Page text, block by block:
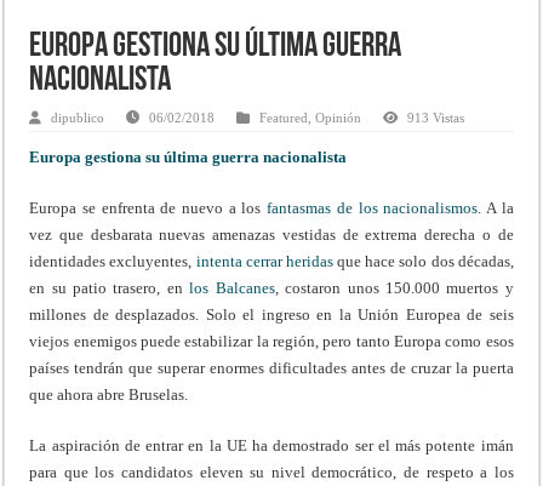
Europa gestiona su última guerra
nacionalista
dipublico 06/02/2018 Featured,Opinión 913 Vistas
Europa gestiona su última guerra nacionalista
Europa se enfrenta de nuevo a losfantasmas de los nacionalismos. A la
vez que desbarata nuevas amenazas vestidas de extrema derecha o de
identidades excluyentes, intenta cerrar heridasque hace solo dos décadas,
en su patio trasero, enlos Balcanes, costaron unos 150.000 muertos y
millones de desplazados. Solo el ingreso en la Unión Europea de seis
viejos enemigos puede estabilizar la región, pero tanto Europa como esos
países tendrán que superar enormes dificultades antes de cruzar la puerta
que ahora abre Bruselas.
La aspiración de entrar en la UE ha demostrado ser el más potente imán
para que los candidatos eleven su nivel democrático, de respeto a los